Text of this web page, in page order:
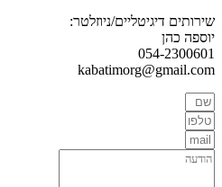
שירותים דיגיטליים/ניוזלטר:
יוספה כהן
054-2300601
kabatimorg@gmail.com